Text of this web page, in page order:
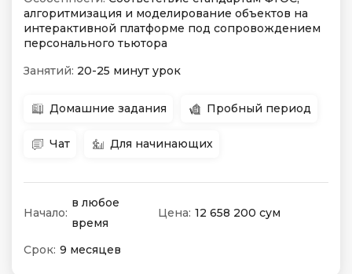
алгоритмизация и моделирование объектов на
интерактивной платформе под сопровождением
персонального тьютора
Занятий: 20-25 минут урок
Домашние задания Пробный период
Чат Для начинающих
Начало:
в любое
время
Цена: 12 658 200 сум
Срок: 9 месяцев